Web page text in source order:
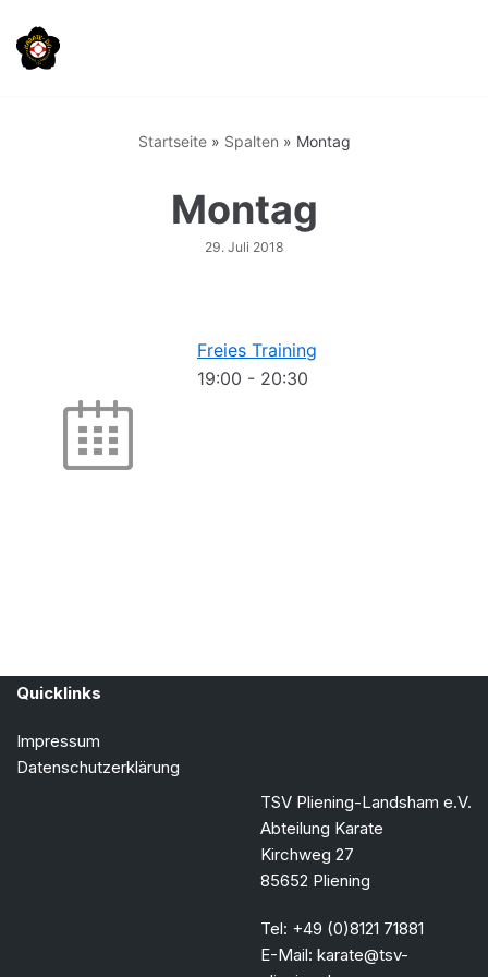
Zum
Inhalt
Startseite» Spalten » Montag
Montag
29. Juli 2018
Freies Training
19:00 - 20:30
Quicklinks
Impressum
Datenschutzerklärung
TSV Pliening-Landsham e.V.
Abteilung Karate
Kirchweg 27
85652 Pliening
Tel: +49 (0)8121 71881
E-Mail: karate@tsv-